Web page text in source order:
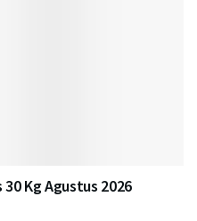
Kg Agustus 2026